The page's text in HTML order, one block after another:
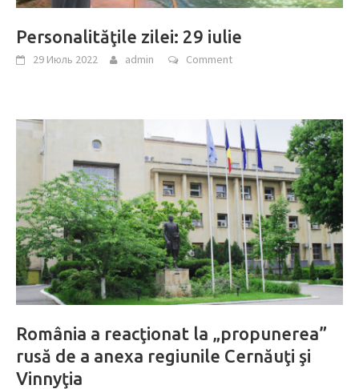
Personalităţile zilei: 29 iulie
29 Июль 2022 admin Comment
România a reacţionat la „propunerea”
rusă de a anexa regiunile Cernăuţi şi
Vinnyţia